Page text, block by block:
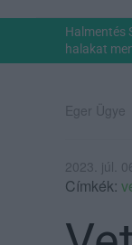
Halmentés
halakat
Eger Ügye
2023. júl.
Címkék: